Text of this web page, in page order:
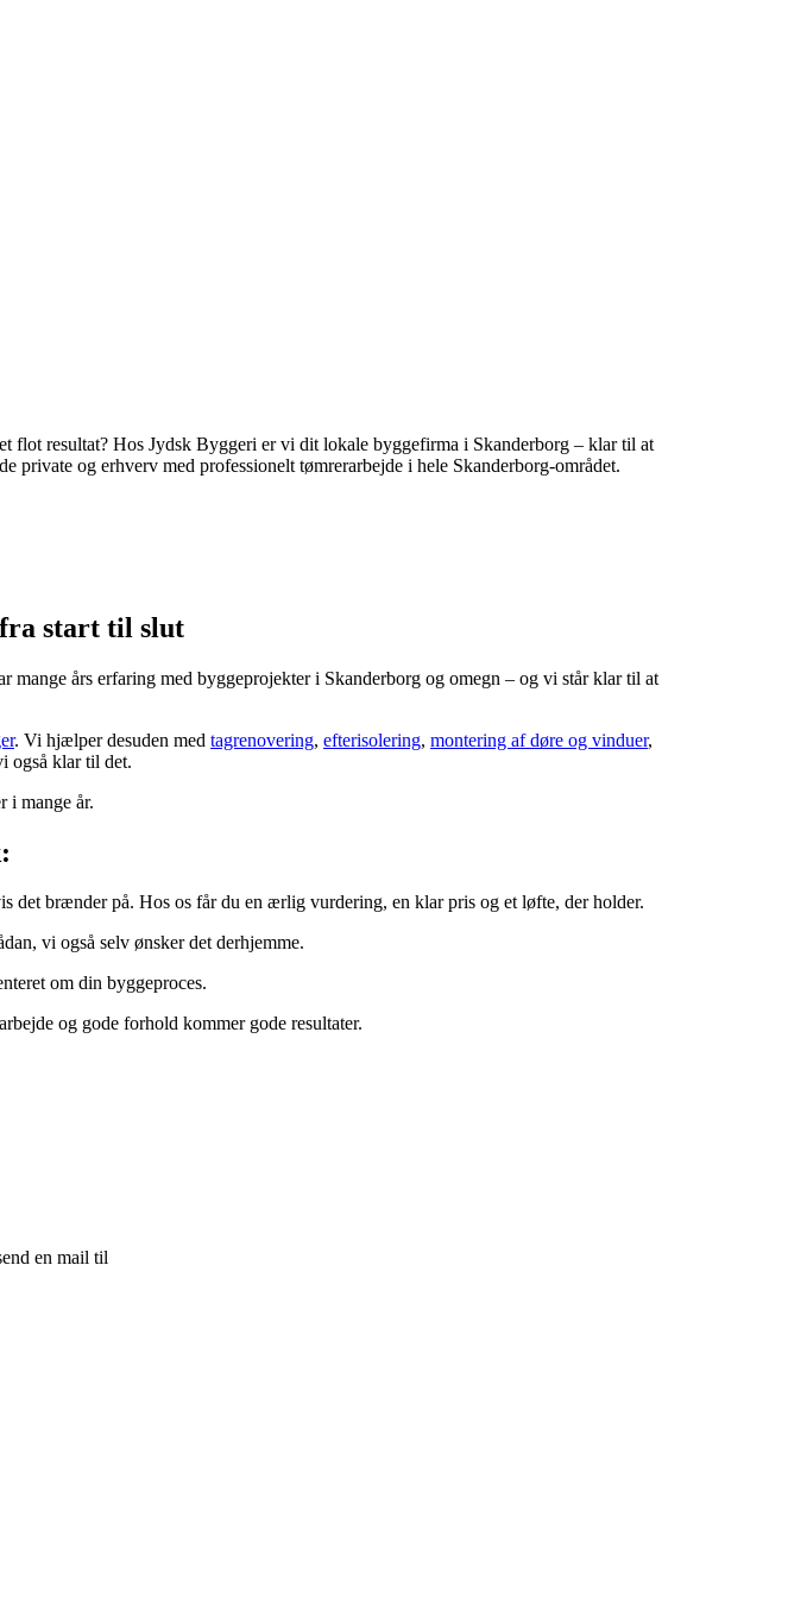
flot resultat? Hos Jydsk Byggeri er vi dit lokale byggefirma i Skanderborg – klar til at
og erhverv med professionelt tømrerarbejde i hele Skanderborg-området.
start til slut
års erfaring med byggeprojekter i Skanderborg og omegn – og vi står klar til at
. Vi hjælper desuden med tagrenovering, efterisolering, montering af døre og vinduer,
også klar til det.
i mange år.
det brænder på. Hos os får du en ærlig vurdering, en klar pris og et løfte, der holder.
vi også selv ønsker det derhjemme.
om din byggeproces.
og gode forhold kommer gode resultater.
en mail til